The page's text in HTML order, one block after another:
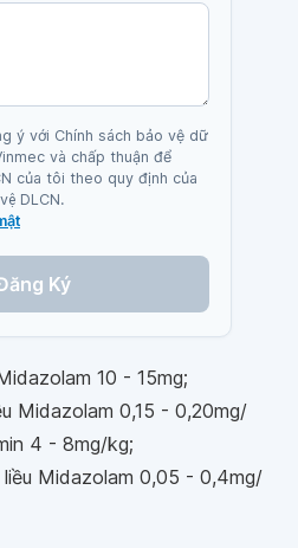
ý với Chính sách bảo vệ dữ
và chấp thuận để
của tôi theo quy định của
DLCN.
Ký
10 - 15mg;
Midazolam 0,15 - 0,20mg/
4 - 8mg/kg;
Midazolam 0,05 - 0,4mg/